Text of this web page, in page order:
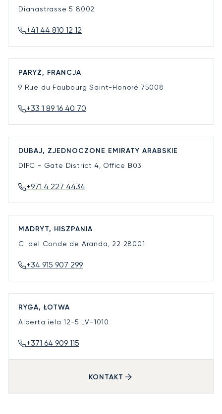
Dianastrasse 5 8002
+41 44 810 12 12
PARYŻ, FRANCJA
9 Rue du Faubourg Saint-Honoré 75008
+33 1 89 16 40 70
DUBAJ, ZJEDNOCZONE EMIRATY ARABSKIE
DIFC - Gate District 4, Office B03
+971 4 227 4434
MADRYT, HISZPANIA
C. del Conde de Aranda, 22 28001
+34 915 907 299
RYGA, ŁOTWA
Alberta iela 12-5 LV-1010
+371 64 909 115
KONTAKT